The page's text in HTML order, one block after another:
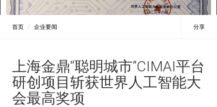
首页 企业要闻 分享
上海金鼎“聪明城市”CIMAI平台
研创项目斩获世界人工智能大
会最高奖项